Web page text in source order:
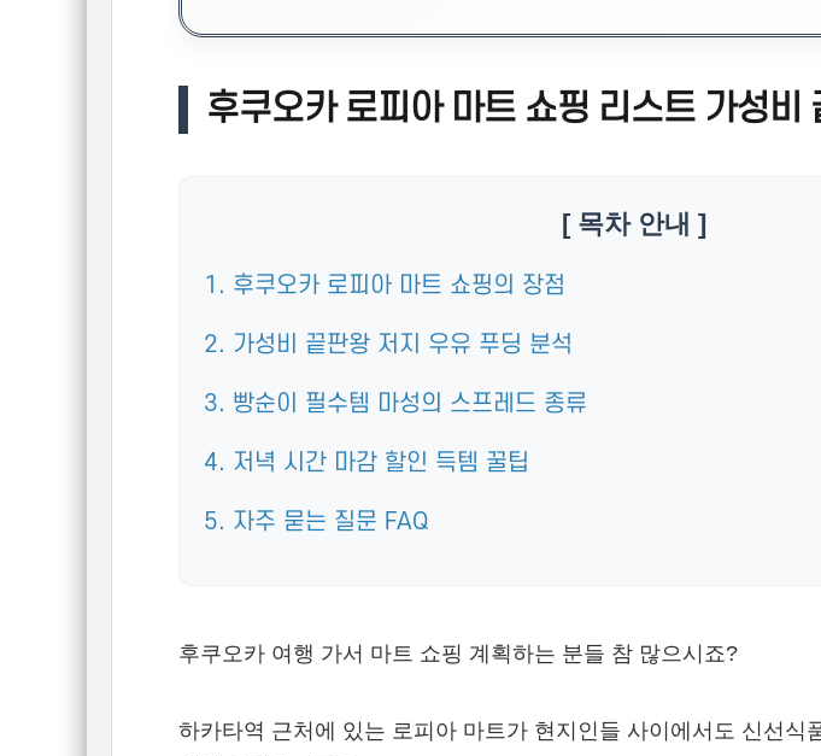
[ 목차 안내 ]
1. 후쿠오카 로피아 마트 쇼핑의 장점
2. 가성비 끝판왕 저지 우유 푸딩 분석
3. 빵순이 필수템 마성의 스프레드 종류
4. 저녁 시간 마감 할인 득템 꿀팁
5. 자주 묻는 질문 FAQ
후쿠오카 여행 가서 마트 쇼핑 계획하는 분들 참 많으시죠?
하카타역 근처에 있는 로피아 마트가 현지인들 사이에서도 신선식